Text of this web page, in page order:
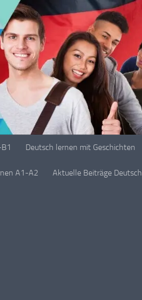
Deutsch lernen mit Geschichten
A1-A2 Aktuelle Beiträge Deutsch